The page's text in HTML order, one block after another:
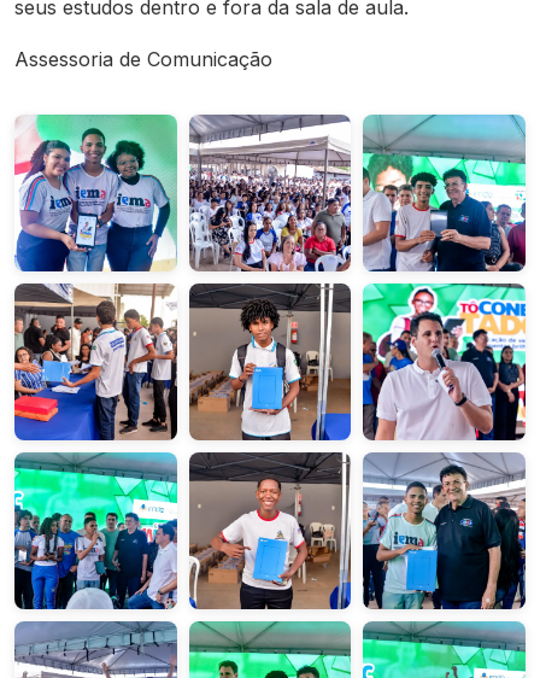
seus estudos dentro e fora da sala de aula.
Assessoria de Comunicação